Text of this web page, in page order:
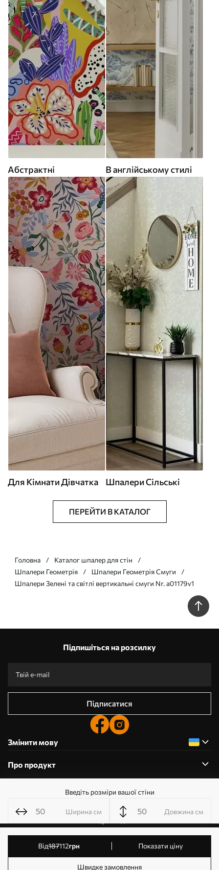
Введіть розміри вашої стіни
Ширина см Довжина см
від187112грн Показати ціну
Швидке замовлення
Абстрактні В англійському стилі
Для Кімнати Дівчатка Шпалери Сільські
ПЕРЕЙТИ В КАТАЛОГ
Головна
Каталог шпалер для стін
Шпалери Геометрія
Шпалери Геометрія Смуги
Шпалери Зелені та світлі вертикальні смуги Nr. a01179v1
Підпишіться на розсилку
Підписатися
Змінити мову
Про продукт
Редагування дозволів на файли cookie